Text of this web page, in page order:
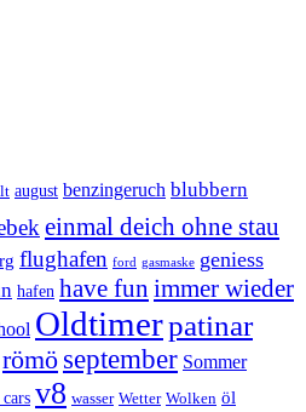
august benzingeruch blubbern
einmal deich ohne stau
flughafen ford gasmaske geniess
hafen have fun immer wieder
Oldtimerpatinar
römö september Sommer
cars v8 wasser Wetter Wolken öl